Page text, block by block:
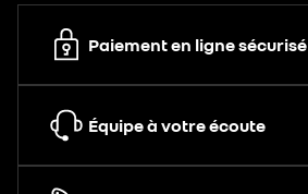
Paiement en ligne sécurisé
Équipe à votre écoute